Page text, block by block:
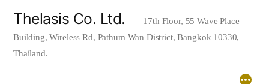
Thelasis Co. Ltd.
17th Floor, 55 Wave Place
Building, Wireless Rd, Pathum Wan District, Bangkok 10330,
Thailand.